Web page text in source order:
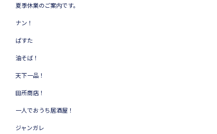
夏季休業のご案内です。
ナン！
ぱすた
油そば！
天下一品！
田所商店！
一人でおうち居酒屋！
ジャンガレ